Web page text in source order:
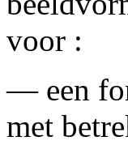
voor :
— een
met